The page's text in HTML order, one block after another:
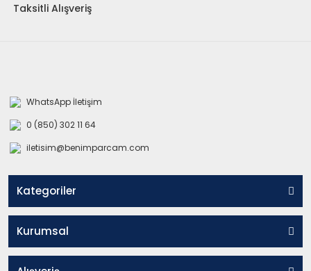
Taksitli Alışveriş
WhatsApp İletişim
0 (850) 302 11 64
iletisim@benimparcam.com
Kategoriler
Kurumsal